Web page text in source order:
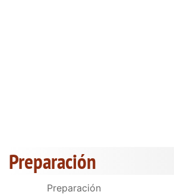
Preparación
Preparación